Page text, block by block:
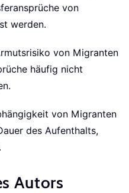
von
werden.
von Migranten
häufig nicht
von Migranten
des Aufenthalts,
Autors